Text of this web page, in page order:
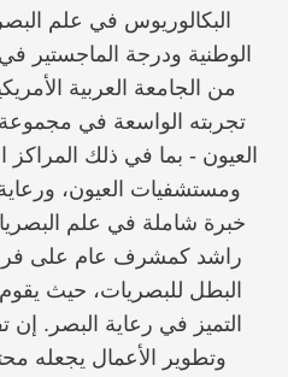
البكالوريوس في علم
الوطنية ودرجة الماجستير
من الجامعة العربية
تجربته الواسعة في
العيون - بما في ذلك المراكز
ومستشفيات العيون،
خبرة شاملة في علم
راشد كمشرف عام على
البطل للبصريات، حيث
التميز في رعاية البصر.
وتطوير الأعمال يجعله